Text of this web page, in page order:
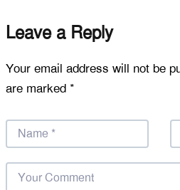
Leave a Reply
Your email address will not be
are marked *